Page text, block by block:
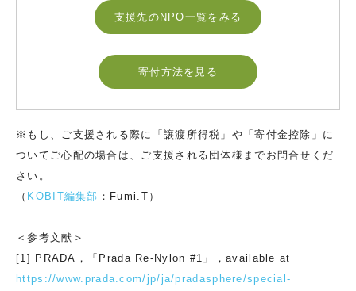
支援先のNPO一覧をみる
寄付方法を見る
※もし、ご支援される際に「譲渡所得税」や「寄付金控除」に
ついてご心配の場合は、ご支援される団体様までお問合せくだ
さい。
（ KOBIT編集部 ：Fumi.T）
＜参考文献＞
[1] PRADA，「Prada Re-Nylon #1」，available at
https://www.prada.com/jp/ja/pradasphere/special-